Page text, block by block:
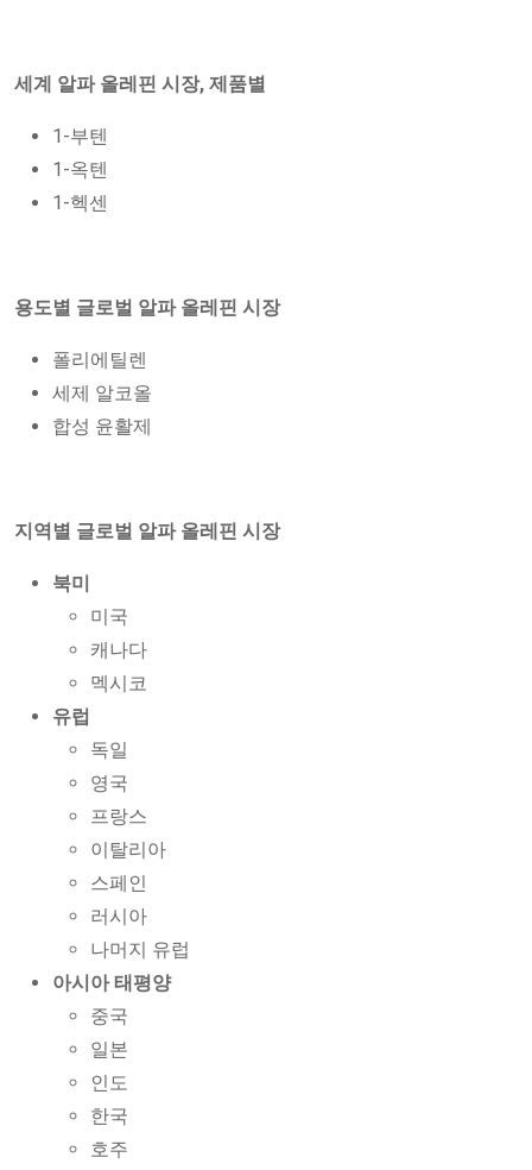
세계 알파 올레핀 시장, 제품별
1-부텐
1-옥텐
1-헥센
용도별 글로벌 알파 올레핀 시장
폴리에틸렌
세제 알코올
합성 윤활제
지역별 글로벌 알파 올레핀 시장
북미
미국
캐나다
멕시코
유럽
독일
영국
프랑스
이탈리아
스페인
러시아
나머지 유럽
아시아 태평양
중국
일본
인도
한국
호주